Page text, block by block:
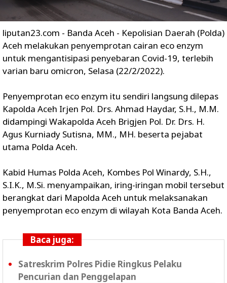
liputan23.com - Banda Aceh - Kepolisian Daerah (Polda)
Aceh melakukan penyemprotan cairan eco enzym
untuk mengantisipasi penyebaran Covid-19, terlebih
varian baru omicron, Selasa (22/2/2022).
Penyemprotan eco enzym itu sendiri langsung dilepas
Kapolda Aceh Irjen Pol. Drs. Ahmad Haydar, S.H., M.M.
didampingi Wakapolda Aceh Brigjen Pol. Dr. Drs. H.
Agus Kurniady Sutisna, MM., MH. beserta pejabat
utama Polda Aceh.
Kabid Humas Polda Aceh, Kombes Pol Winardy, S.H.,
S.I.K., M.Si. menyampaikan, iring-iringan mobil tersebut
berangkat dari Mapolda Aceh untuk melaksanakan
penyemprotan eco enzym di wilayah Kota Banda Aceh.
Baca juga:
Satreskrim Polres Pidie Ringkus Pelaku
Pencurian dan Penggelapan